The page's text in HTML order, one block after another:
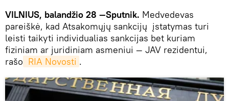
VILNIUS, balandžio 28 —Sputnik. Medvedevas
pareiškė, kad Atsakomųjų sankcijų įstatymas turi
leisti taikyti individualias sankcijas bet kuriam
fiziniam ar juridiniam asmeniui — JAV rezidentui,
rašo RIA Novosti .